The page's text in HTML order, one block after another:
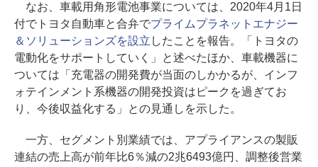
なお、車載用角形電池事業については、2020年4月1日
付でトヨタ自動車と合弁でプライムプラネットエナジー
＆ソリューションズを設立 したことを報告。「トヨタの
電動化をサポートしていく」と述べたほか、車載機器に
ついては「充電器の開発費が当面のしかかるが、インフ
ォテインメント系機器の開発投資はピークを過ぎてお
り、今後収益化する」との見通しを示した。
一方、セグメント別業績では、アプライアンスの製販
連結の売上高が前年比6％減の2兆6493億円、調整後営業